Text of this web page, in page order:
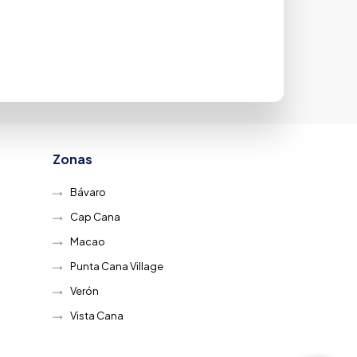
Zonas
Bávaro
Cap Cana
Macao
Punta Cana Village
Verón
Vista Cana